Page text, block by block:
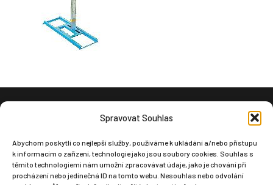
Spravovat Souhlas
Abychom poskytli co nejlepší služby, používáme k ukládání a/nebo přístupu
k informacím o zařízení, technologie jako jsou soubory cookies. Souhlas s
těmito technologiemi nám umožní zpracovávat údaje, jako je chování při
procházení nebo jedinečná ID na tomto webu. Nesouhlas nebo odvolání
Copyright © Weiron Dynamics, s.r.o. |Tvorba webových stráneka